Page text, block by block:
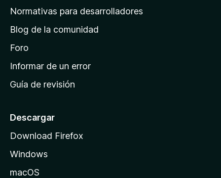
a
e
i
n
c
o
e
M
Normativas para desarrolladores
Blog de la comunidad
Foro
Informar de un error
Guía de revisión
Descargar
Download Firefox
Windows
macOS